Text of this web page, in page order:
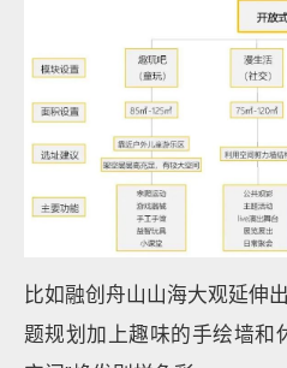
比如融创舟山山海大观延伸
题规划加上趣味的手绘墙和